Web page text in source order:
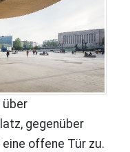
über
gegenüber
offene Tür zu.